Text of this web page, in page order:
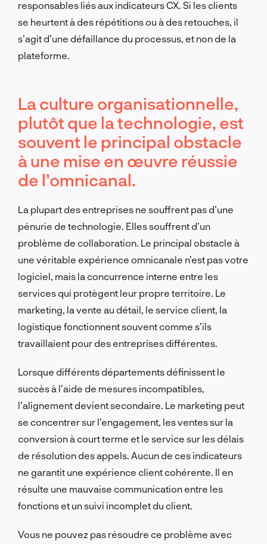
responsables liés aux indicateurs CX. Si les clients
se heurtent à des répétitions ou à des retouches, il
s’agit d’une défaillance du processus, et non de la
plateforme.
La culture organisationnelle,
plutôt que la technologie, est
souvent le principal obstacle
à une mise en œuvre réussie
de l’omnicanal.
La plupart des entreprises ne souffrent pas d’une
pénurie de technologie. Elles souffrent d’un
problème de collaboration. Le principal obstacle à
une véritable expérience omnicanale n’est pas votre
logiciel, mais la concurrence interne entre les
services qui protègent leur propre territoire. Le
marketing, la vente au détail, le service client, la
logistique fonctionnent souvent comme s’ils
travaillaient pour des entreprises différentes.
Lorsque différents départements définissent le
succès à l’aide de mesures incompatibles,
l’alignement devient secondaire. Le marketing peut
se concentrer sur l’engagement, les ventes sur la
conversion à court terme et le service sur les délais
de résolution des appels. Aucun de ces indicateurs
ne garantit une expérience client cohérente. Il en
résulte une mauvaise communication entre les
fonctions et un suivi incomplet du client.
Vous ne pouvez pas résoudre ce problème avec